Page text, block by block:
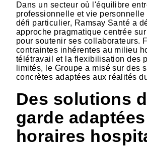
Dans un secteur où l'équilibre
professionnelle et vie personnelle
défi particulier, Ramsay Santé a
approche pragmatique centrée
pour soutenir ses collaborateurs.
contraintes inhérentes au milieu
télétravail et la flexibilisation des
limités, le Groupe a misé sur des
concrètes adaptées aux réalités
Des solutions
garde
horaires